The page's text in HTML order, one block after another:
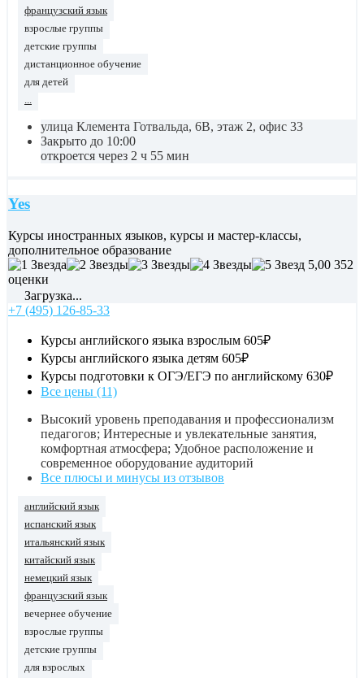
французский язык
взрослые группы
детские группы
дистанционное обучение
для детей
...
улица Клемента Готвальда, 6В, этаж 2, офис 33
Закрыто до 10:00
откроется через 2 ч 55 мин
Yes
Курсы иностранных языков, курсы и мастер-классы,
дополнительное образование
5,00 352
оценки
Загрузка...
+7 (495) 126-85-33
Курсы английского языка взрослым 605₽
Курсы английского языка детям 605₽
Курсы подготовки к ОГЭ/ЕГЭ по английскому 630₽
Все цены (11)
Высокий уровень преподавания и профессионализм
педагогов; Интересные и увлекательные занятия,
комфортная атмосфера; Удобное расположение и
современное оборудование аудиторий
Все плюсы и минусы из отзывов
английский язык
испанский язык
итальянский язык
китайский язык
немецкий язык
французский язык
вечернее обучение
взрослые группы
детские группы
для взрослых